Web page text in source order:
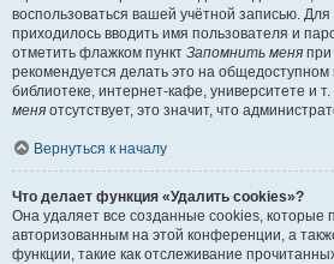
воспользоваться вашей учётной записью. Для
приходилось вводить имя пользователя и
отметить флажком пункт Запомнить меня
рекомендуется делать это на
библиотеке, интернет-кафе, университете и т.
меня отсутствует, это значит, что
Вернуться к началу
Что делает функция «Удалить cookies»?
Она удаляет все созданные cookies, которые
авторизованным на этой конференции, а
функции, такие как отслеживание